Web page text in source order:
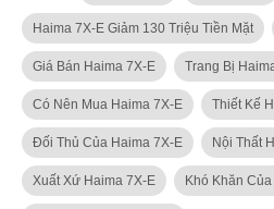
Haima 7X-E Giảm 130 Triệu Tiền Mặt
Giá Bán Haima 7X-E Trang Bị
Có Nên Mua Haima 7X-E Thiết Kế
Đối Thủ Của Haima 7X-E Nội Thất
Xuất Xứ Haima 7X-E Khó Khăn